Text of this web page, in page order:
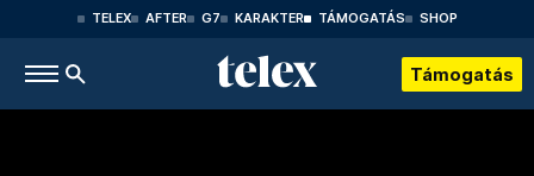
TELEX AFTER G7 KARAKTER TÁMOGATÁS SHOP
Támogatás